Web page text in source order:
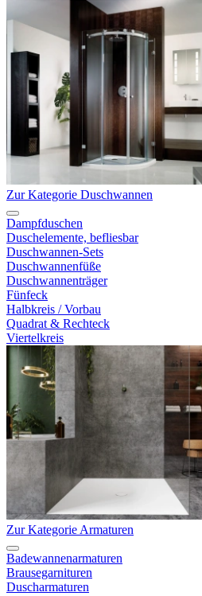
Zur Kategorie Duschwannen
Dampfduschen
Duschelemente, befliesbar
Duschwannen-Sets
Duschwannenfüße
Duschwannenträger
Fünfeck
Halbkreis / Vorbau
Quadrat & Rechteck
Viertelkreis
Zur Kategorie Armaturen
Badewannenarmaturen
Brausegarnituren
Duscharmaturen